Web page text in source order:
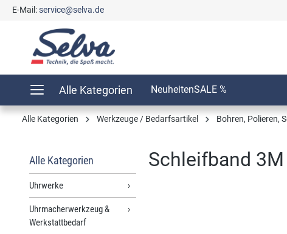
Zur Hauptnavigation springen
E-Mail:service@selva.de
Alle Kategorien NeuheitenSALE %
Alle Kategorien Werkzeuge / Bedarfsartikel Bohren, Polieren,
Alle Kategorien
Uhrwerke
Uhrmacherwerkzeug &
Werkstattbedarf
Schleifband